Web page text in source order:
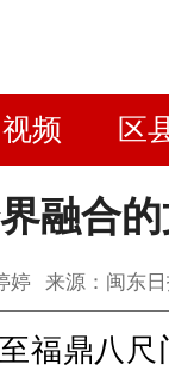
视频 区
融合
婷 来源：闽东
福鼎八尺